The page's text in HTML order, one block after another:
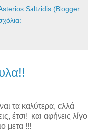
Saltzidis (Blogger
τα καλύτερα, αλλά
έτσι! και αφήνεις λίγο
μετα !!!